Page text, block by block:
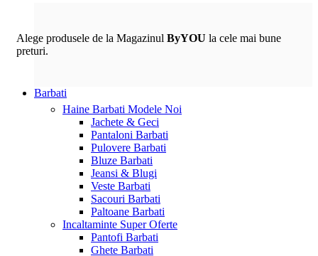
Alege produsele de la Magazinul ByYOU la cele mai bune
preturi.
Barbati
Haine Barbati Modele Noi
Jachete & Geci
Pantaloni Barbati
Pulovere Barbati
Bluze Barbati
Jeansi & Blugi
Veste Barbati
Sacouri Barbati
Paltoane Barbati
Incaltaminte Super Oferte
Pantofi Barbati
Ghete Barbati